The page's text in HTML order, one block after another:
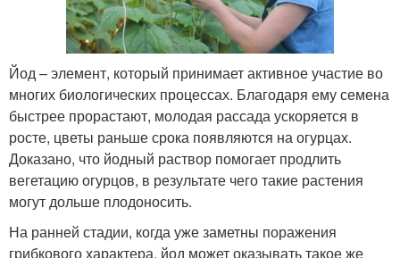
Йод – элемент, который принимает активное участие во
многих биологических процессах. Благодаря ему семена
быстрее прорастают, молодая рассада ускоряется в
росте, цветы раньше срока появляются на огурцах.
Доказано, что йодный раствор помогает продлить
вегетацию огурцов, в результате чего такие растения
могут дольше плодоносить.
На ранней стадии, когда уже заметны поражения
грибкового характера, йод может оказывать такое же